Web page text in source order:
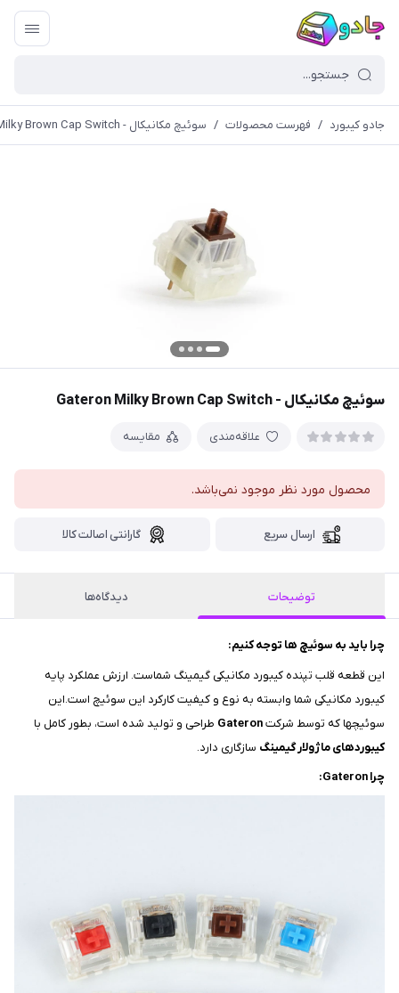
جادو کیبورد / فهرست محصولات / سوئیچ مکانیکال - Gateron Milky Brown Cap Switch
سوئیچ مکانیکال - Gateron Milky Brown Cap Switch
علاقه‌مندی مقایسه
محصول مورد نظر موجود نمی‌باشد.
ارسال سریع گارانتی اصالت کالا
توضیحات دیدگاه‌ها
چرا باید به سوئیچ ها توجه کنیم:
این قطعه قلب تپنده کیبورد مکانیکی گیمینگ شماست. ارزش عملکرد پایه
کیبورد مکانیکی شما وابسته به نوع و کیفیت کارکرد این سوئیچ است.این
سوئیچها که توسط شرکتGateron طراحی و تولید شده است، بطور کامل با
کیبوردهای ماژولار گیمینگ سازگاری دارد.
چرا Gateron: